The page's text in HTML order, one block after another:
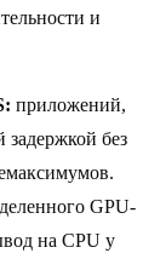
и
приложений,
задержкой без
GPU-
на CPU у